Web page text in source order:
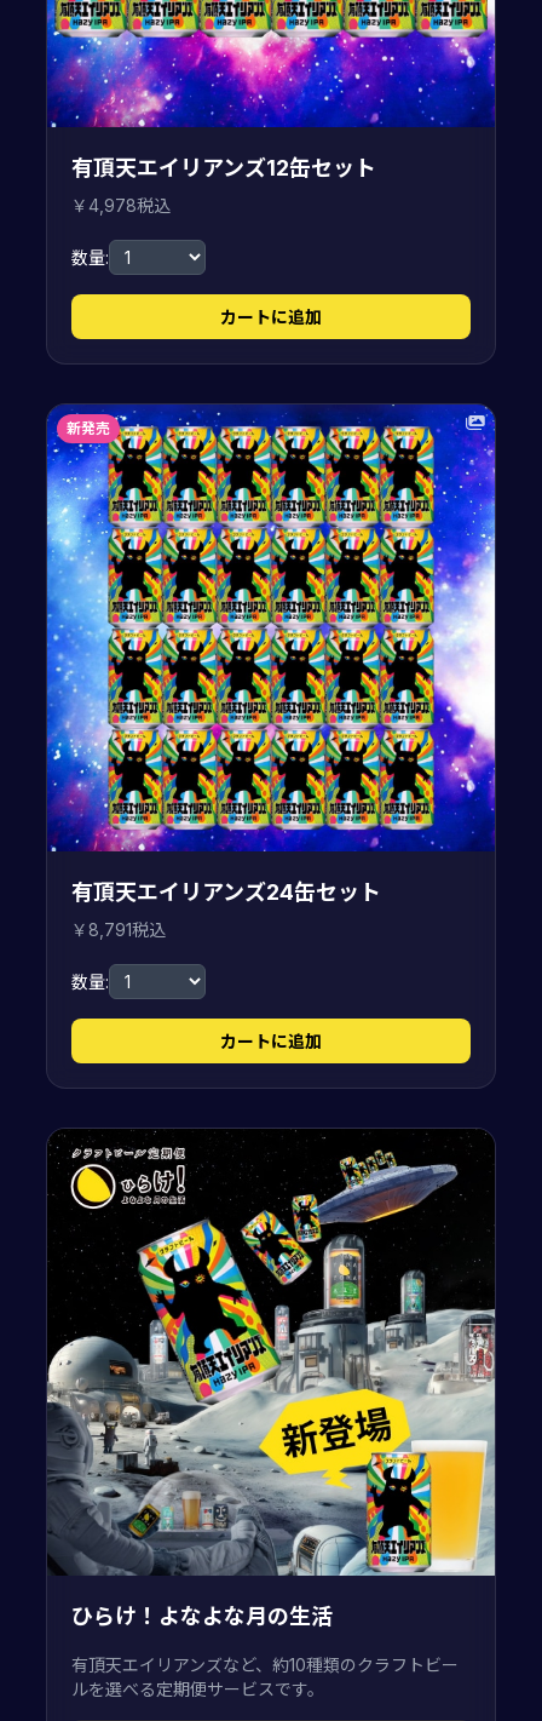
有頂天エイリアンズ12缶セット
￥4,978税込
数量:
カートに追加
新発売
有頂天エイリアンズ24缶セット
￥8,791税込
数量:
カートに追加
ひらけ！よなよな月の生活
有頂天エイリアンズなど、約10種類のクラフトビー
ルを選べる定期便サービスです。